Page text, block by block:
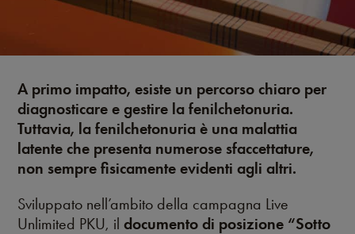
A primo impatto, esiste un percorso chiaro per
diagnosticare e gestire la fenilchetonuria.
Tuttavia, la fenilchetonuria è una malattia
latente che presenta numerose sfaccettature,
non sempre fisicamente evidenti agli altri.
Sviluppato nell’ambito della campagna Live
Unlimited PKU, ildocumento di posizione “Sotto